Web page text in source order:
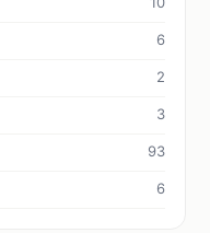
6
2
3
93
6